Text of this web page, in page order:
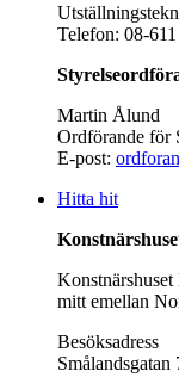
Telefon: 08-
Martin Ålund
Ordförande för
E-post:
Hitta hit
mitt emellan
Besöksadress
Smålandsgatan